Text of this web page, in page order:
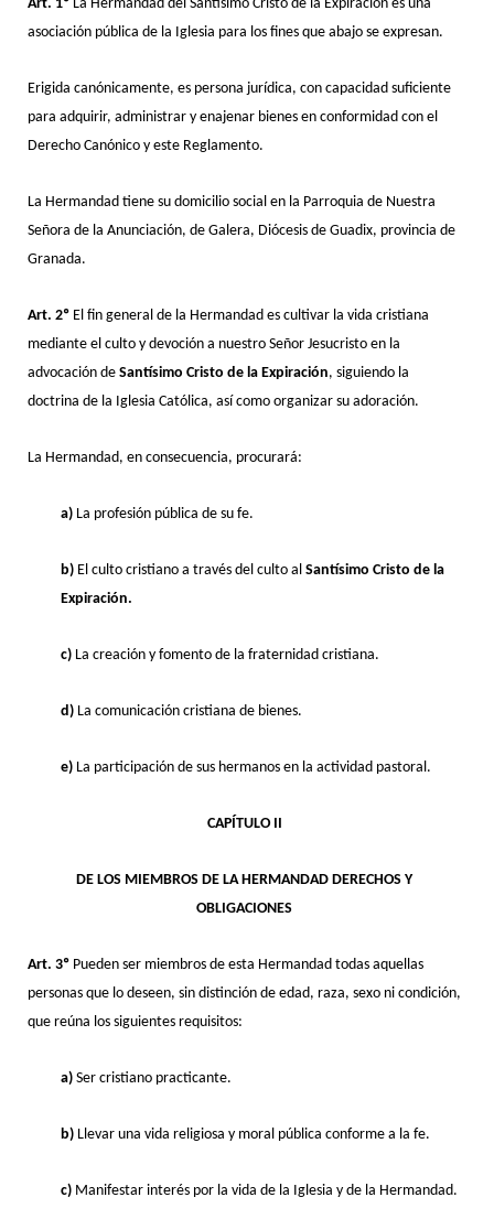
Art. 1º La Hermandad del Santísimo Cristo de la Expiración es una
asociación pública de la Iglesia para los fines que abajo se expresan.
Erigida canónicamente, es persona jurídica, con capacidad suficiente
para adquirir, administrar y enajenar bienes en conformidad con el
Derecho Canónico y este Reglamento.
La Hermandad tiene su domicilio social en la Parroquia de Nuestra
Señora de la Anunciación, de Galera, Diócesis de Guadix, provincia de
Granada.
Art. 2º El fin general de la Hermandad es cultivar la vida cristiana
mediante el culto y devoción a nuestro Señor Jesucristo en la
advocación de Santísimo Cristo de la Expiración, siguiendo la
doctrina de la Iglesia Católica, así como organizar su adoración.
La Hermandad, en consecuencia, procurará:
a) La profesión pública de su fe.
b) El culto cristiano a través del culto al Santísimo Cristo de la
Expiración.
c) La creación y fomento de la fraternidad cristiana.
d) La comunicación cristiana de bienes.
e) La participación de sus hermanos en la actividad pastoral.
CAPÍTULO II
DE LOS MIEMBROS DE LA HERMANDAD DERECHOS Y
OBLIGACIONES
Art. 3º Pueden ser miembros de esta Hermandad todas aquellas
personas que lo deseen, sin distinción de edad, raza, sexo ni condición,
que reúna los siguientes requisitos:
a) Ser cristiano practicante.
b) Llevar una vida religiosa y moral pública conforme a la fe.
c) Manifestar interés por la vida de la Iglesia y de la Hermandad.